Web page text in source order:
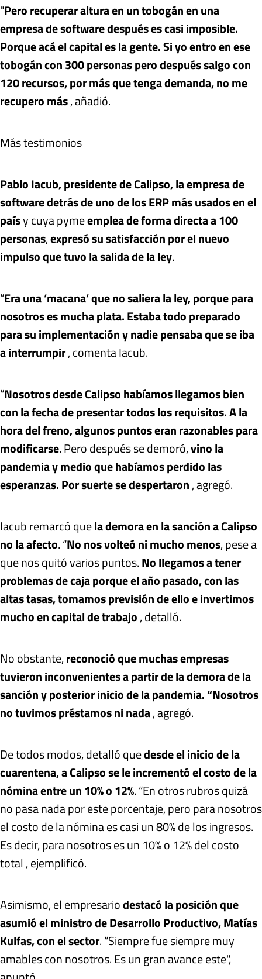
"Pero recuperar altura en un tobogán en una
empresa de software después es casi imposible.
Porque acá el capital es la gente. Si yo entro en ese
tobogán con 300 personas pero después salgo con
120 recursos, por más que tenga demanda, no me
recupero más, añadió.
Más testimonios
Pablo Iacub, presidente de Calipso, la empresa de
software detrás de uno de los ERP más usados en el
paísy cuya pymeemplea de forma directa a 100
personas,expresó su satisfacción por el nuevo
impulso que tuvo la salida de la ley.
“Era una ‘macana’ que no saliera la ley, porque para
nosotros es mucha plata. Estaba todo preparado
para su implementación y nadie pensaba que se iba
a interrumpir, comenta Iacub.
“Nosotros desde Calipso habíamos llegamos bien
con la fecha de presentar todos los requisitos. A la
hora del freno, algunos puntos eran razonables para
modificarse. Pero después se demoró,vino la
pandemia y medio que habíamos perdido las
esperanzas. Por suerte se despertaron, agregó.
Iacub remarcó quela demora en la sanción a Calipso
no la afecto. “No nos volteó ni mucho menos, pese a
que nos quitó varios puntos.No llegamos a tener
problemas de caja porque el año pasado, con las
altas tasas, tomamos previsión de ello e invertimos
mucho en capital de trabajo, detalló.
No obstante,reconoció que muchas empresas
tuvieron inconvenientes a partir de la demora de la
sanción y posterior inicio de la pandemia. “Nosotros
no tuvimos préstamos ni nada, agregó.
De todos modos, detalló quedesde el inicio de la
cuarentena, a Calipso se le incrementó el costo de la
nómina entre un 10% o 12%. “En otros rubros quizá
no pasa nada por este porcentaje, pero para nosotros
el costo de la nómina es casi un 80% de los ingresos.
Es decir, para nosotros es un 10% o 12% del costo
total , ejemplificó.
Asimismo, el empresariodestacó la posición que
asumió el ministro de Desarrollo Productivo, Matías
Kulfas, con el sector. “Siempre fue siempre muy
amables con nosotros. Es un gran avance este",